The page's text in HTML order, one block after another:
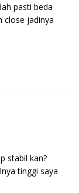
pasti beda
close jadinya
stabil kan?
tinggi saya